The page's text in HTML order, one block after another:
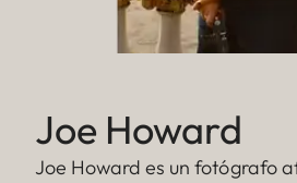
Joe Howard
Joe Howard es un fotógrafo